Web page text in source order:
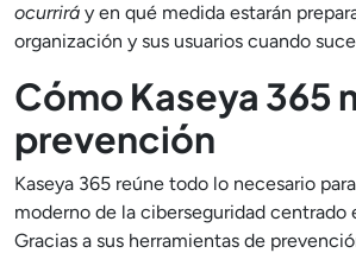
ocurrirá y en qué medida estarán
organización y sus usuarios cuando
Cómo Kaseya 365
prevención
Kaseya 365 reúne todo lo necesario
moderno de la ciberseguridad centrado
Gracias a sus herramientas de